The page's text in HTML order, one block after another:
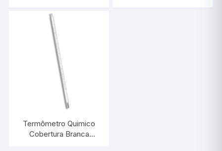
INCOTERM 5041
Termômetro Quimico
Cobertura Branca